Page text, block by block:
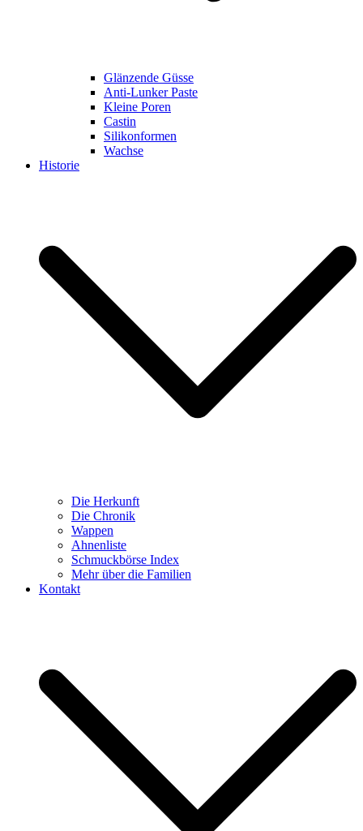
Glänzende Güsse
Anti-Lunker Paste
Kleine Poren
Castin
Silikonformen
Wachse
Historie
Die Herkunft
Die Chronik
Wappen
Ahnenliste
Schmuckbörse Index
Mehr über die Familien
Kontakt